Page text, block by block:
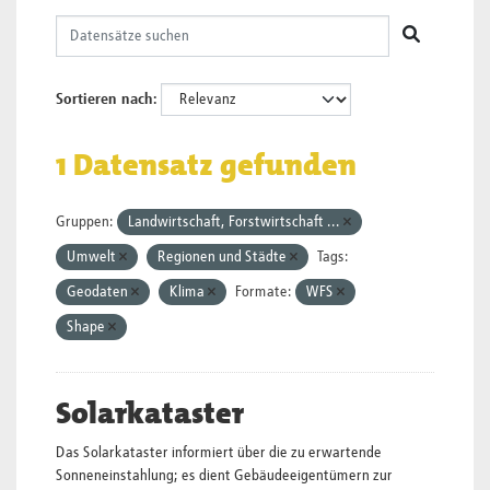
Sortieren nach
1 Datensatz gefunden
Gruppen: Landwirtschaft, Forstwirtschaft ...
Umwelt Regionen und Städte Tags:
Geodaten Klima Formate: WFS
Shape
Solarkataster
Das Solarkataster informiert über die zu erwartende
Sonneneinstahlung; es dient Gebäudeeigentümern zur